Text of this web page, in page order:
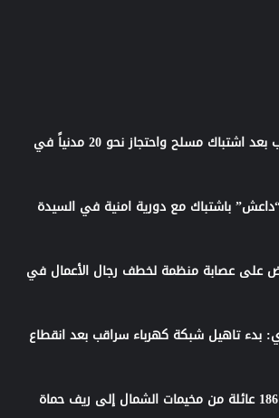
القبض على مطلوب بعد اشتباك مسلح واحتجاز نحو 20 مدنياً في
باشتباك مع دورية امنية في السيدة
على عصابة منظمة لخطف رجال الأعمال في
بدء تاهيل شبكة كهرباء سراقب بعد انقطاع